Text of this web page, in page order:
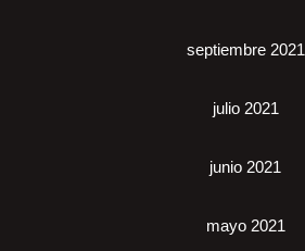
septiembre 2021
julio 2021
junio 2021
mayo 2021